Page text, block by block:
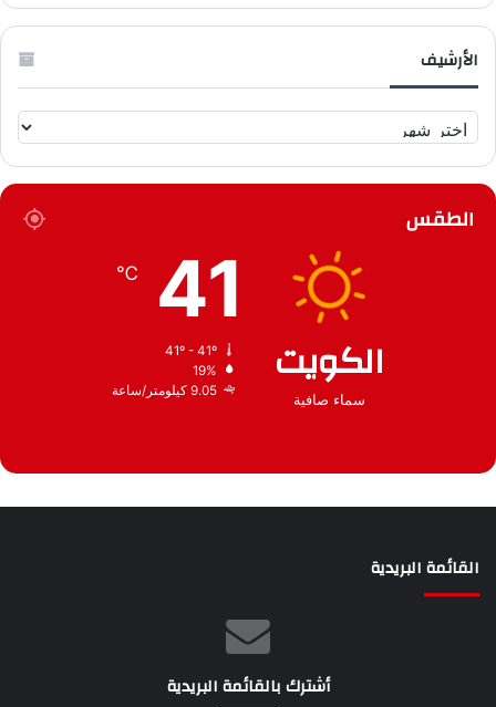
س
م
و
ق
الأرشيف
ل
أ
ش
الطقس
الكويت
سماء صافية
41
℃
19%
9.05 كيلومتر/ساعة
القائمة البريدية
أشترك بالقائمة البريدية